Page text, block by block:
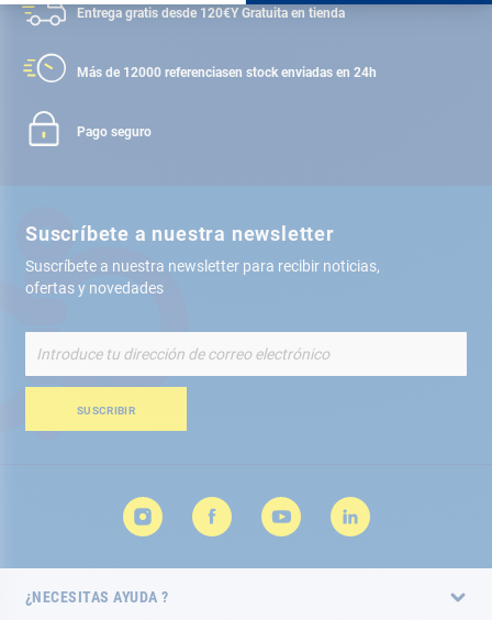
Entrega gratis desde 120€Y Gratuita en tienda
Más de 12000 referenciasen stock enviadas en 24h
Pago seguro
Suscríbete a nuestra newsletter
Suscríbete a nuestra newsletter para recibir noticias,
ofertas y novedades
nuestro
de
SUSCRIBIR
¿NECESITAS AYUDA ?